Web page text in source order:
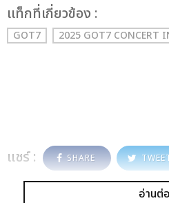
เเท็กที่เกี่ยวข้อง :
GOT7 2025 GOT7 CONCERT
แชร์ : SHARE
อ่านต่อ